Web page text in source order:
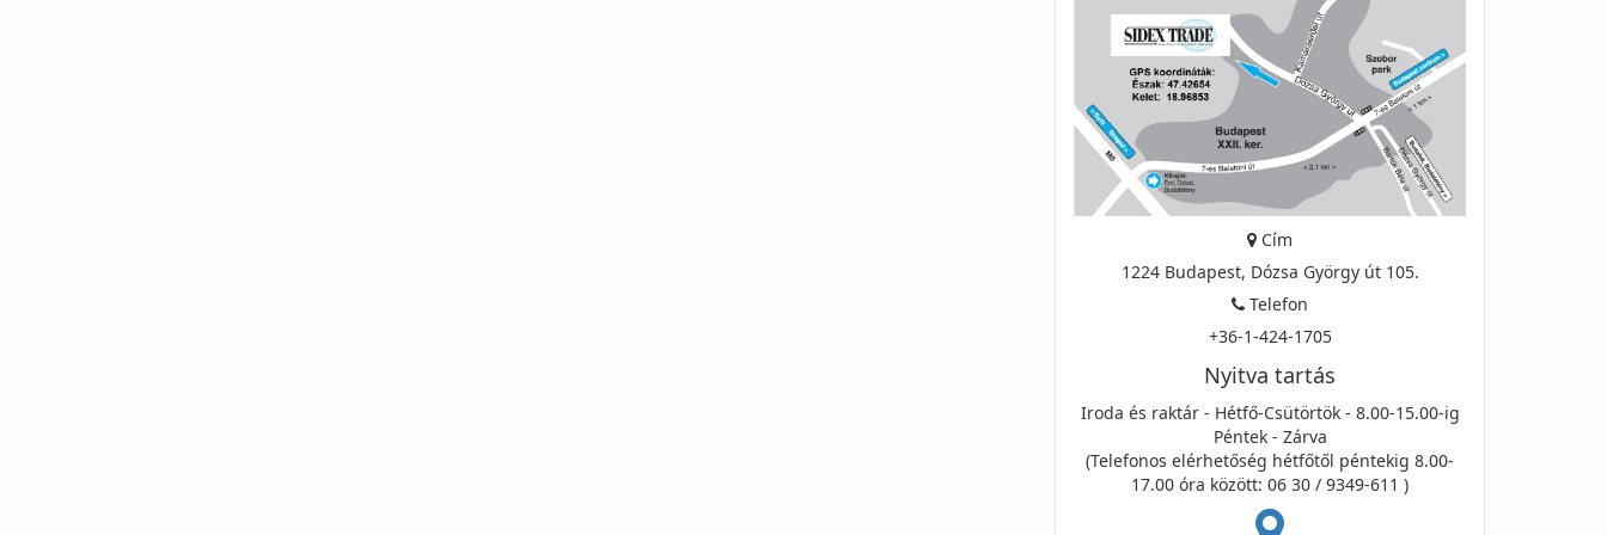
Cím
1224 Budapest, Dózsa György út 105.
Telefon
+36-1-424-1705
Nyitva tartás
Iroda és raktár - Hétfő-Csütörtök - 8.00-15.00-ig
Péntek - Zárva
(Telefonos elérhetőség hétfőtől péntekig 8.00-
17.00 óra között: 06 30 / 9349-611 )